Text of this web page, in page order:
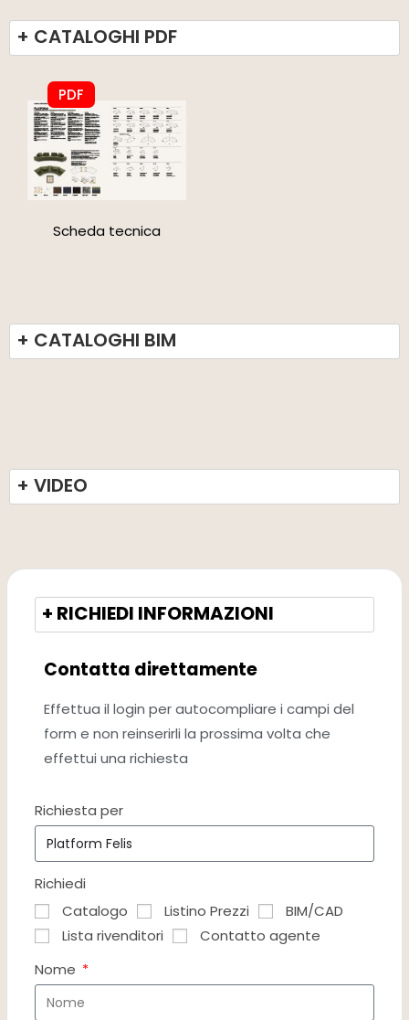
+ CATALOGHI PDF
PDF
Scheda tecnica
+ CATALOGHI BIM
+ VIDEO
+ RICHIEDI INFORMAZIONI
Contatta direttamente
Effettua il login per autocompliare i campi del
form e non reinserirli la prossima volta che
effettui una richiesta
Richiesta per
Richiedi
Catalogo
Listino Prezzi
BIM/CAD
Lista rivenditori
Contatto agente
Nome